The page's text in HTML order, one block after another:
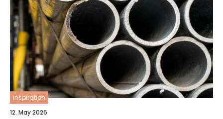
inspiration
12. May 2026